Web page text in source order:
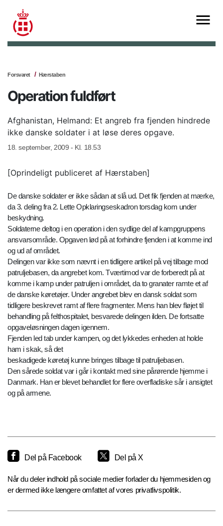
Forsvaret Hærstaben
Operation fuldført
Afghanistan, Helmand: Et angreb fra fjenden hindrede
ikke danske soldater i at løse deres opgave.
18. september, 2009 - Kl. 18.53
[Oprindeligt publiceret af Hærstaben]
De danske soldater er ikke sådan at slå ud. Det fik fjenden at mærke,
da 3. deling fra 2. Lette Opklaringseskadron torsdag kom under
beskydning.
Soldaterne deltog i en operation i den sydlige del af kampgruppens
ansvarsområde. Opgaven lød på at forhindre fjenden i at komme ind
og ud af området.
Delingen var ikke som nævnt i en tidligere artikel på vej tilbage mod
patruljebasen, da angrebet kom. Tværtimod var de forberedt på at
komme i kamp under patruljen i området, da to granater ramte et af
de danske køretøjer. Under angrebet blev en dansk soldat som
tidligere beskrevet ramt af flere fragmenter. Mens han blev fløjet til
behandling på felthospitalet, besvarede delingen ilden. De fortsatte
opgaveløsningen dagen igennem.
Fjenden led tab under kampen, og det lykkedes enheden at holde
ham i skak, så det
beskadigede køretøj kunne bringes tilbage til patruljebasen.
Den sårede soldat var i går i kontakt med sine pårørende hjemme i
Danmark. Han er blevet behandlet for flere overfladiske sår i ansigtet
og på armene.
Del på Facebook Del på X
Når du deler indhold på sociale medier forlader du hjemmesiden og
er dermed ikke længere omfattet af vores privatlivspolitik.